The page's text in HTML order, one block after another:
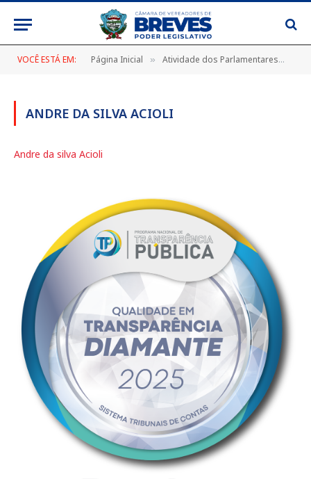
VOCÊ ESTÁ EM: Página Inicial » Atividade dos Parlamentares
ANDRE DA SILVA ACIOLI
Andre da silva Acioli